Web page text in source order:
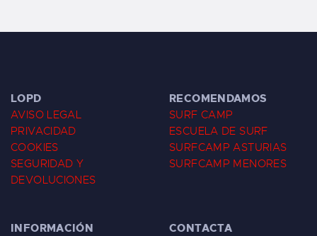
LOPD
AVISO LEGAL
PRIVACIDAD
COOKIES
SEGURIDAD Y
DEVOLUCIONES
RECOMENDAMOS
SURF CAMP
ESCUELA DE SURF
SURFCAMP ASTURIAS
SURFCAMP MENORES
INFORMACIÓN CONTACTA